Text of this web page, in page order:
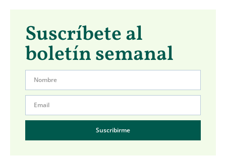
Suscríbete al
boletín semanal
Suscribirme